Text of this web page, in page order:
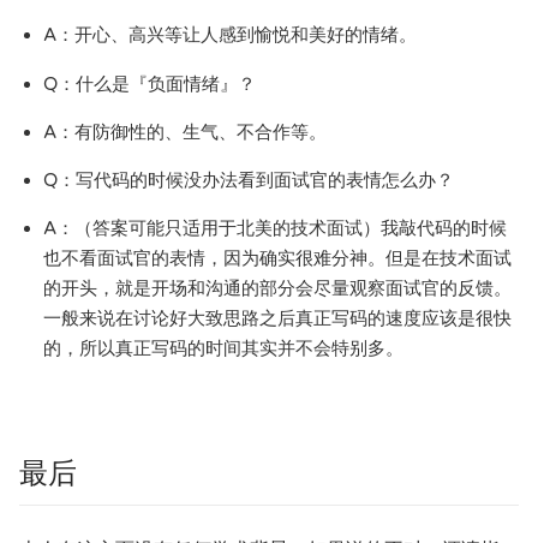
A：开心、高兴等让人感到愉悦和美好的情绪。
Q：什么是『负面情绪』？
A：有防御性的、生气、不合作等。
Q：写代码的时候没办法看到面试官的表情怎么办？
A：（答案可能只适用于北美的技术面试）我敲代码的时候
也不看面试官的表情，因为确实很难分神。但是在技术面试
的开头，就是开场和沟通的部分会尽量观察面试官的反馈。
一般来说在讨论好大致思路之后真正写码的速度应该是很快
的，所以真正写码的时间其实并不会特别多。
最后